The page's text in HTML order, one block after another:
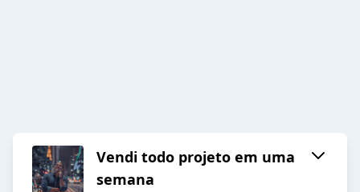
Vendi todo projeto em uma
semana